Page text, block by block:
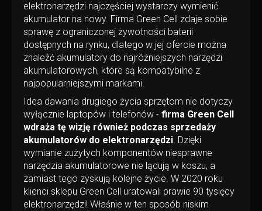
elektronarzędzi najczęściej wystarczy wymienić
akumulator na nowy. Firma Green Cell zdaje sobie
sprawę z ograniczonej żywotności baterii
dostępnych na rynku, dlatego w jej ofercie można
znaleźć akumulatory do najróżniejszych narzędzi
akumulatorowych, które są kompatybilne z
najpopularniejszymi markami.
Idea dawania drugiego życia sprzętom nie dotyczy
wyłącznie laptopów i telefonów - firma Green Cell
wdraża tę wizję również podczas sprzedaży
akumulatorów do elektronarzędzi. Dzięki
wymianie zużytych komponentów niesprawne
narzędzia akumulatorowe nie lądują w koszu, a
zamiast tego zyskują kolejne życie. W 2020 roku
klienci sklepu Green Cell uratowali prawie 90 tysięcy
elektronarzędzi! Właśnie w ten sposób niskim